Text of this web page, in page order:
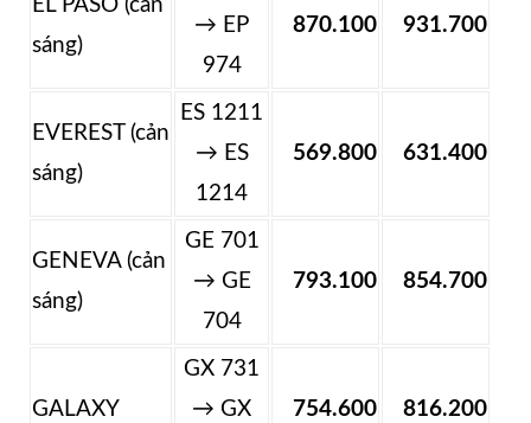
EL PASO (cản
sáng)
→ EP
974
870.100 931.700
EVEREST (cản
sáng)
ES 1211
→ ES
1214
569.800 631.400
GENEVA (cản
sáng)
GE 701
→ GE
704
793.100 854.700
GALAXY
GX 731
→ GX
754.600 816.200